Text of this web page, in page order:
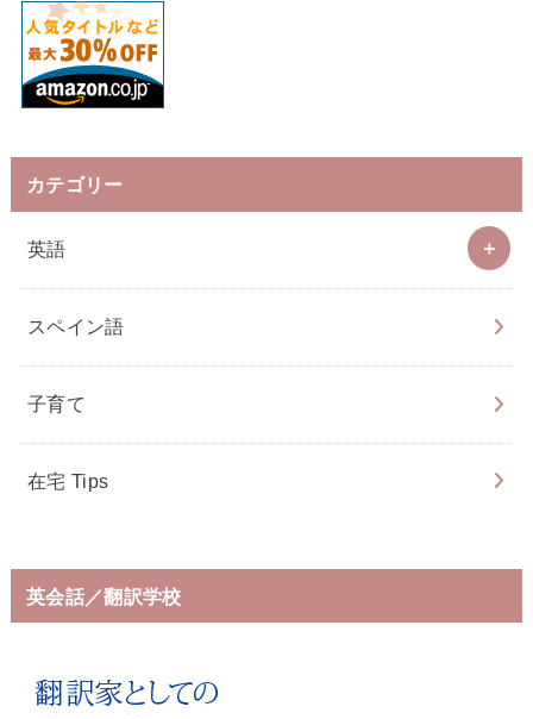
カテゴリー
英語
スペイン語
子育て
在宅 Tips
英会話／翻訳学校